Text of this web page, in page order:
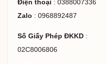
Điện thoại : 0388007336
Zalo : 0968892487
Số Giấy Phép ĐKKD:
02C8006806